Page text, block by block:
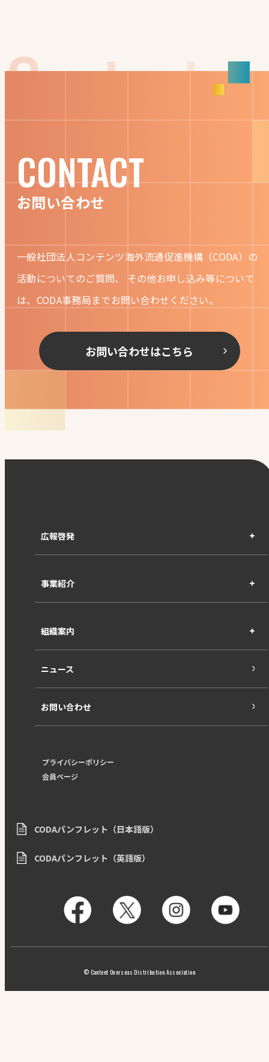
CONTACT
お問い合わせ
一般社団法人コンテンツ海外流通促進機構（CODA）の
活動についてのご質問、
その他お申し込み等について
は、CODA事務局までお問い合わせください。
お問い合わせはこちら
広報啓発
事業紹介
組織案内
ニュース
お問い合わせ
プライバシーポリシー
会員ページ
CODAパンフレット（日本語版）
CODAパンフレット（英語版）
© Content Overseas Distribution Association